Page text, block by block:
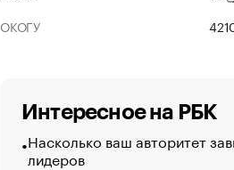
ОКОГУ
Интересное на РБК
Насколько ваш авторитет
лидеров